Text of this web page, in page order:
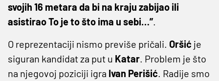
svojih 16 metara da bi na kraju zabijao ili
asistirao To je to što ima u sebi…”
O reprezentaciji nismo previše pričali. Oršić je
siguran kandidat za put u Katar . Problem je što
na njegovoj poziciji igra Ivan Perišić . Radije smo